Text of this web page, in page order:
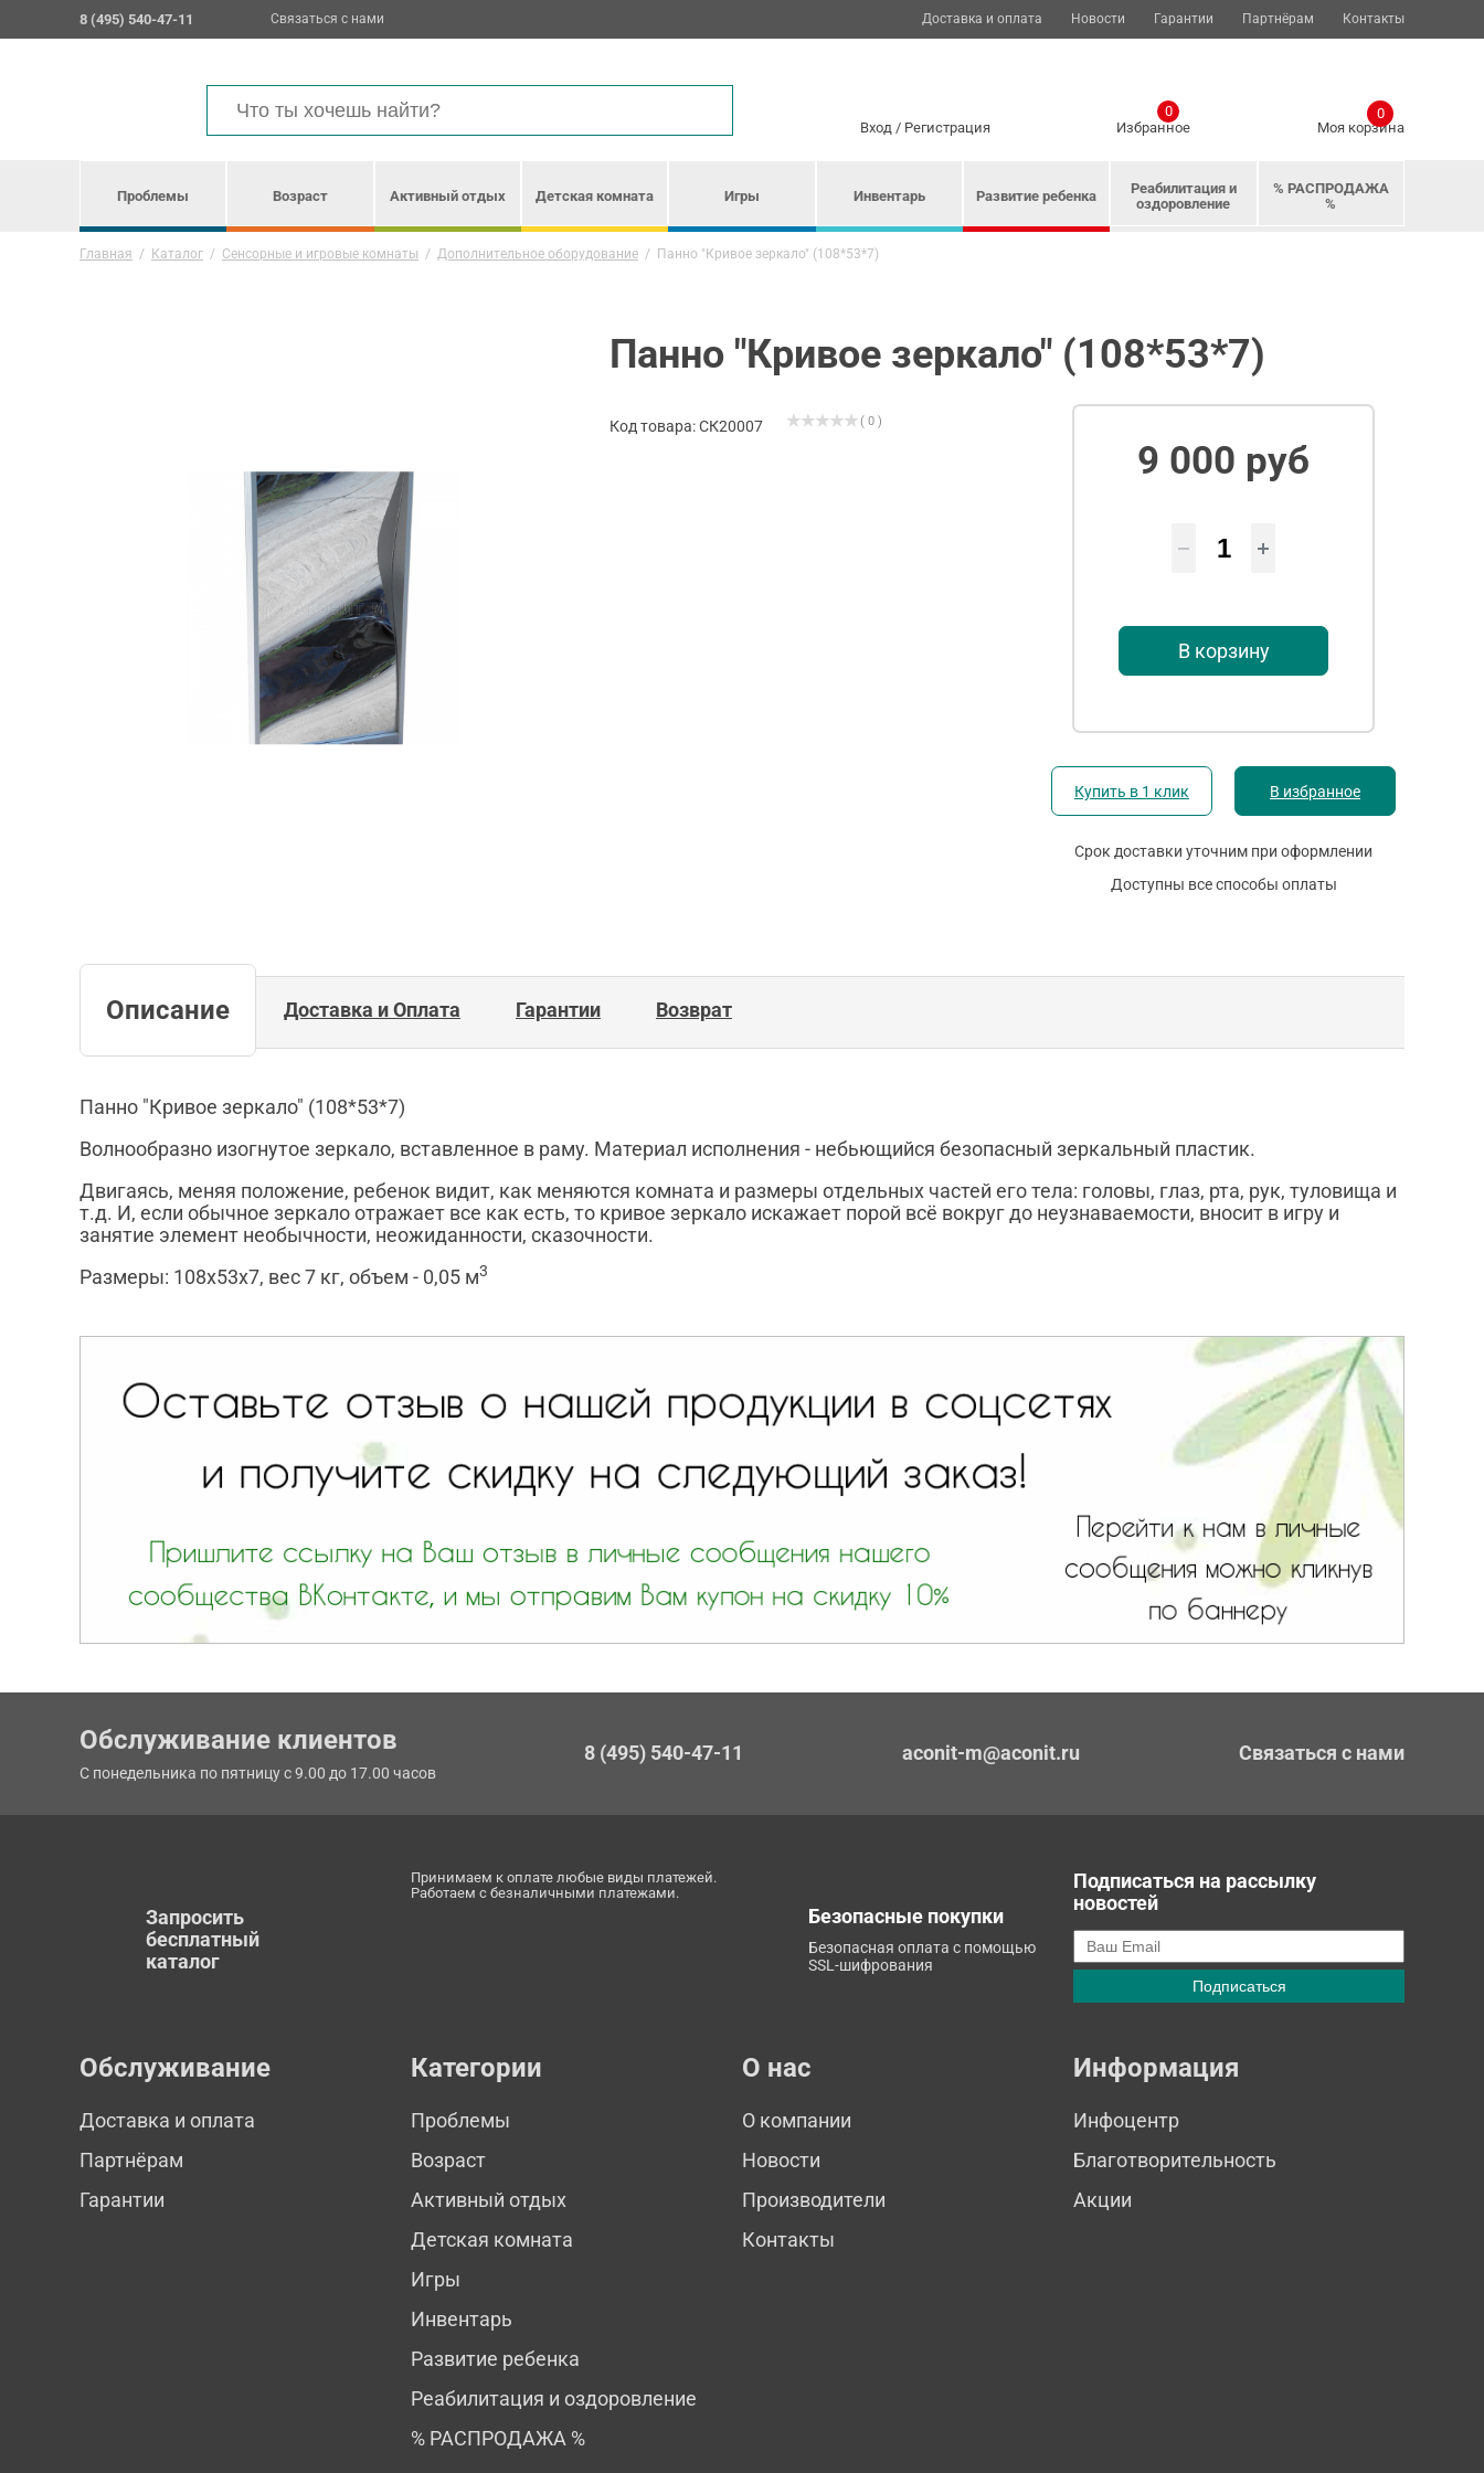
8 (495) 540-47-11 Связаться с нами Доставка и оплата Новости Гарантии Партнёрам Контакты
Вход/ Регистрация Избранное
0
Моя корзина
0
Проблемы Возраст Активный отдых Детская комната Игры Инвентарь Развитие ребенка
Реабилитация и
оздоровление
% РАСПРОДАЖА
%
Главная / Каталог / Сенсорные и игровые комнаты / Дополнительное оборудование / Панно "Кривое зеркало" (108*53*7)
Панно "Кривое зеркало" (108*53*7)
Код товара: СК20007 ( 0 )
9 000 руб
В корзину
Купить в 1 клик В избранное
Срок доставки уточним при оформлении
Доступны все способы оплаты
Описание Доставка и Оплата Гарантии Возврат
Панно "Кривое зеркало" (108*53*7)
Волнообразно изогнутое зеркало, вставленное в раму. Материал исполнения - небьющийся безопасный зеркальный пластик.
Двигаясь, меняя положение, ребенок видит, как меняются комната и размеры отдельных частей его тела: головы, глаз, рта, рук, туловища и
т.д. И, если обычное зеркало отражает все как есть, то кривое зеркало искажает порой всё вокруг до неузнаваемости, вносит в игру и
занятие элемент необычности, неожиданности, сказочности.
Размеры: 108х53х7, вес 7 кг, объем - 0,05 м3
Обслуживание клиентов
С понедельника по пятницу с 9.00 до 17.00 часов
8 (495) 540-47-11 aconit-m@aconit.ru Связаться с нами
Запросить
бесплатный
каталог
Принимаем к оплате любые виды платежей.
Работаем с безналичными платежами.
Безопасные покупки
Безопасная оплата с помощью
SSL-шифрования
Подписаться на рассылку
новостей
Обслуживание
Доставка и оплата
Партнёрам
Гарантии
Категории
Проблемы
Возраст
Активный отдых
Детская комната
Игры
Инвентарь
Развитие ребенка
Реабилитация и оздоровление
% РАСПРОДАЖА %
О нас
О компании
Новости
Производители
Контакты
Информация
Инфоцентр
Благотворительность
Акции